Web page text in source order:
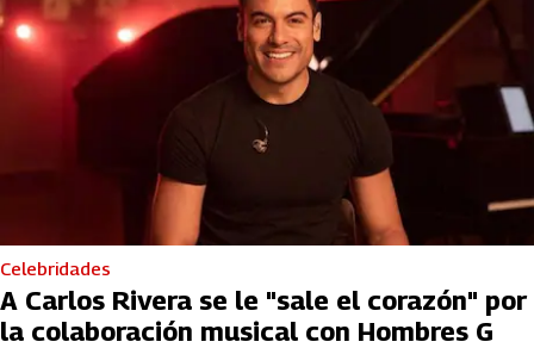
Celebridades
A Carlos Rivera se le "sale el corazón" por
la colaboración musical con Hombres G